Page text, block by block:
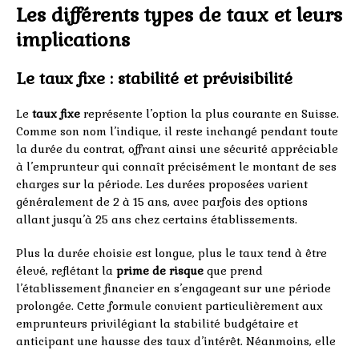
Les différents types de taux et leurs
implications
Le taux fixe : stabilité et prévisibilité
Le taux fixe représente l’option la plus courante en Suisse.
Comme son nom l’indique, il reste inchangé pendant toute
la durée du contrat, offrant ainsi une sécurité appréciable
à l’emprunteur qui connaît précisément le montant de ses
charges sur la période. Les durées proposées varient
généralement de 2 à 15 ans, avec parfois des options
allant jusqu’à 25 ans chez certains établissements.
Plus la durée choisie est longue, plus le taux tend à être
élevé, reflétant la prime de risque que prend
l’établissement financier en s’engageant sur une période
prolongée. Cette formule convient particulièrement aux
emprunteurs privilégiant la stabilité budgétaire et
anticipant une hausse des taux d’intérêt. Néanmoins, elle